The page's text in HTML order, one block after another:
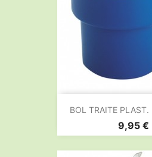
BOL TRAITE PLAST.
Prix
9,95 €